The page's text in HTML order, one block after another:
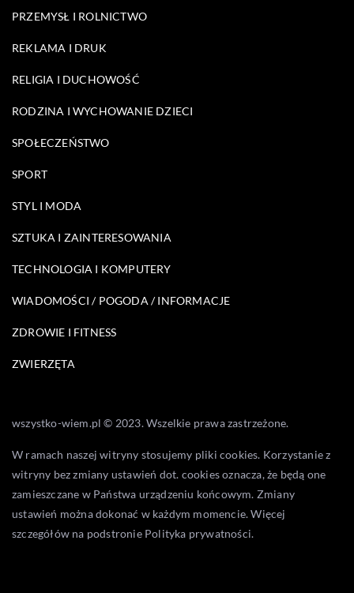
PRZEMYSŁ I ROLNICTWO
REKLAMA I DRUK
RELIGIA I DUCHOWOŚĆ
RODZINA I WYCHOWANIE DZIECI
SPOŁECZEŃSTWO
SPORT
STYL I MODA
SZTUKA I ZAINTERESOWANIA
TECHNOLOGIA I KOMPUTERY
WIADOMOŚCI / POGODA / INFORMACJE
ZDROWIE I FITNESS
ZWIERZĘTA
wszystko-wiem.pl © 2023. Wszelkie prawa zastrzeżone.
W ramach naszej witryny stosujemy pliki cookies. Korzystanie z
witryny bez zmiany ustawień dot. cookies oznacza, że będą one
zamieszczane w Państwa urządzeniu końcowym. Zmiany
ustawień można dokonać w każdym momencie. Więcej
szczegółów na podstronie Polityka prywatności.